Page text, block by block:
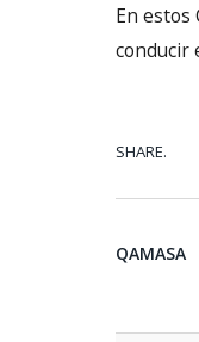
En estos
conducir
SHARE.
QAMASA